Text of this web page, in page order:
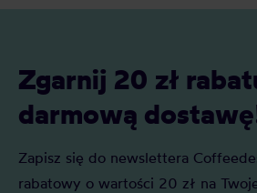
Zgarnij 20 zł
darmową
Zapisz się do newslettera
rabatowy o wartości 20 zł na